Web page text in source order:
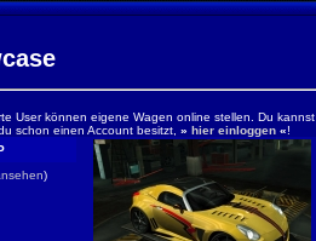
User können eigene Wagen online stellen. Du kannst
schon einen Account besitzt, » hier einloggen «!
)